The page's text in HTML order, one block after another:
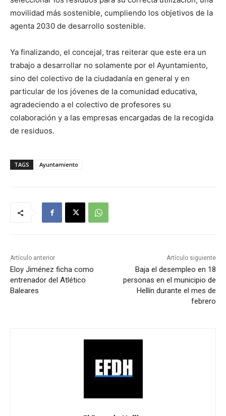
movilidad más sostenible, cumpliendo los objetivos de la
agenta 2030 de desarrollo sostenible.
Ya finalizando, el concejal, tras reiterar que este era un
trabajo a desarrollar no solamente por el Ayuntamiento,
sino del colectivo de la ciudadanía en general y en
particular de los jóvenes de la comunidad educativa,
agradeciendo a el colectivo de profesores su
colaboración y a las empresas encargadas de la recogida
de residuos.
TAGS Ayuntamiento
Artículo anterior
Eloy Jiménez ficha como
entrenador del Atlético
Baleares
Artículo siguiente
Baja el desempleo en 18
personas en el municipio de
Hellín durante el mes de
febrero